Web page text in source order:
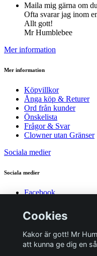
Maila mig gärna om
Ofta svarar jag inom
Allt gott!
Mr Humblebee
Mer information
Mer information
Köpvillkor
Ånga köp & Returer
Ord från kunder
Önskelista
Frågor & Svar
Clowner utan Gränser
Sociala medier
Sociala medier
Facebook
YouTube
Pinterest
© 2026 Mr Humblebee -
Cookies
Kakor är gott! Mr
att kunna ge dig en